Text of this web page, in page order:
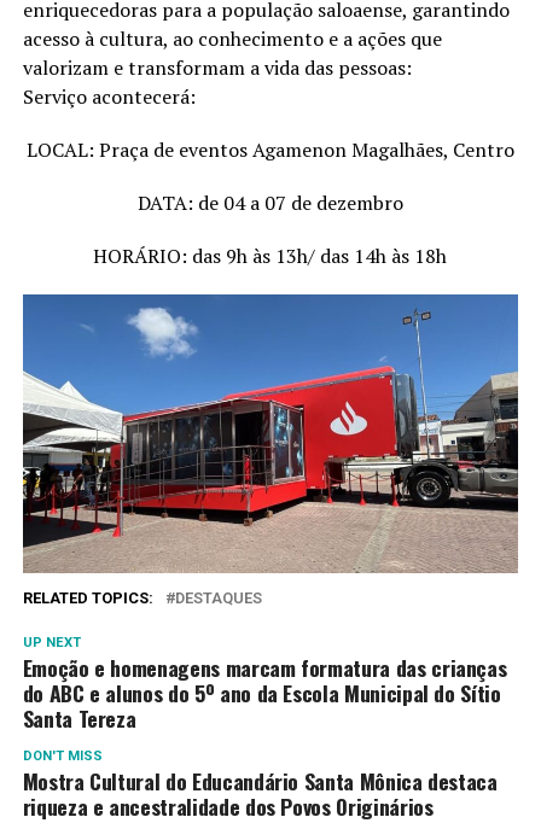
enriquecedoras para a população saloaense, garantindo
acesso à cultura, ao conhecimento e a ações que
valorizam e transformam a vida das pessoas:
Serviço acontecerá:
LOCAL: Praça de eventos Agamenon Magalhães, Centro
DATA: de 04 a 07 de dezembro
HORÁRIO: das 9h às 13h/ das 14h às 18h
RELATED TOPICS: DESTAQUES
UP NEXT
Emoção e homenagens marcam formatura das crianças
do ABC e alunos do 5º ano da Escola Municipal do Sítio
Santa Tereza
DON'T MISS
Mostra Cultural do Educandário Santa Mônica destaca
riqueza e ancestralidade dos Povos Originários